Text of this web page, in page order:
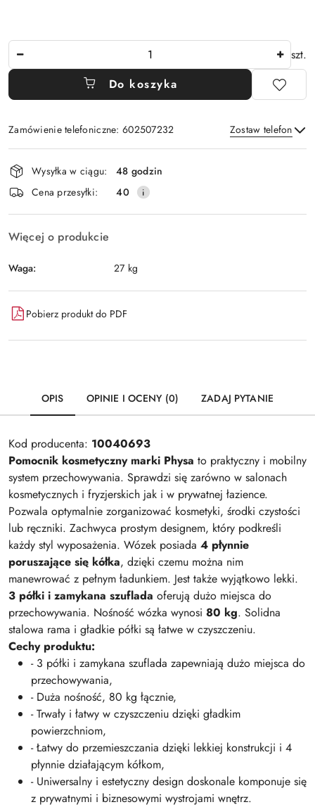
szt.
Do koszyka
Zamówienie telefoniczne: 602507232 Zostaw telefon
Wyślij
Dostępność
i
dostawa
Wysyłka w ciągu:
48 godzin
Cena przesyłki:
40
Więcej o produkcie
Waga: 27 kg
Pobierz produkt do PDF
OPIS OPINIE I OCENY (0) ZADAJ PYTANIE
Kod producenta: 10040693
Pomocnik kosmetyczny marki Physa to praktyczny i mobilny
system przechowywania. Sprawdzi się zarówno w salonach
kosmetycznych i fryzjerskich jak i w prywatnej łazience.
Pozwala optymalnie zorganizować kosmetyki, środki czystości
lub ręczniki. Zachwyca prostym designem, który podkreśli
każdy styl wyposażenia. Wózek posiada 4 płynnie
poruszające się kółka, dzięki czemu można nim
manewrować z pełnym ładunkiem. Jest także wyjątkowo lekki.
3 półki i zamykana szuflada oferują dużo miejsca do
przechowywania. Nośność wózka wynosi 80 kg. Solidna
stalowa rama i gładkie półki są łatwe w czyszczeniu.
Cechy produktu:
- 3 półki i zamykana szuflada zapewniają dużo miejsca do
przechowywania,
- Duża nośność, 80 kg łącznie,
- Trwały i łatwy w czyszczeniu dzięki gładkim
powierzchniom,
- Łatwy do przemieszczania dzięki lekkiej konstrukcji i 4
płynnie działającym kółkom,
- Uniwersalny i estetyczny design doskonale komponuje się
z prywatnymi i biznesowymi wystrojami wnętrz.